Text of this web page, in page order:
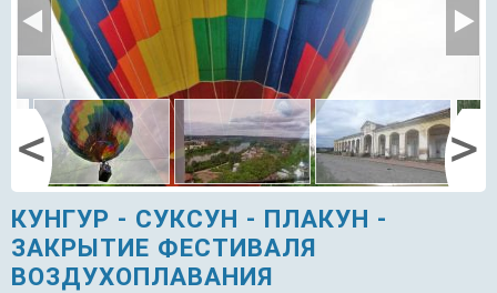
КУНГУР - СУКСУН - ПЛАКУН -
ЗАКРЫТИЕ ФЕСТИВАЛЯ
ВОЗДУХОПЛАВАНИЯ